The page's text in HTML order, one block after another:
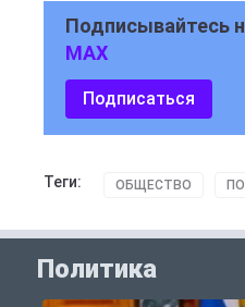
Подписывайтесь
MAX
Подписаться
Теги: ОБЩЕСТВО
Политика